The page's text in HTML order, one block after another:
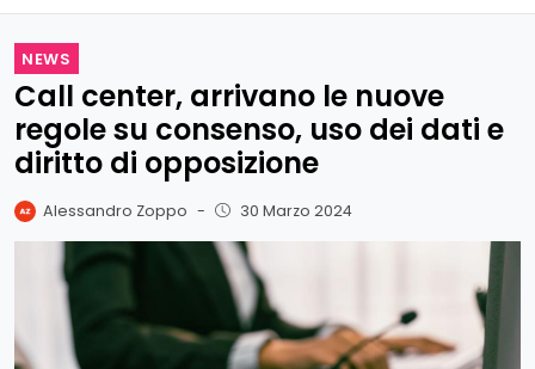
NEWS
Call center, arrivano le nuove
regole su consenso, uso dei dati e
diritto di opposizione
Alessandro Zoppo - 30 Marzo 2024